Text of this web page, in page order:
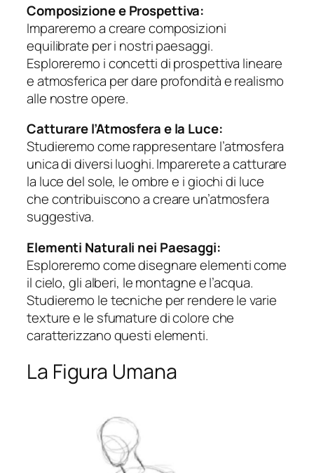
Composizione e Prospettiva:
Impareremo a creare composizioni
equilibrate per i nostri paesaggi.
Esploreremo i concetti di prospettiva lineare
e atmosferica per dare profondità e realismo
alle nostre opere.
Catturare l’Atmosfera e la Luce:
Studieremo come rappresentare l’atmosfera
unica di diversi luoghi. Imparerete a catturare
la luce del sole, le ombre e i giochi di luce
che contribuiscono a creare un’atmosfera
suggestiva.
Elementi Naturali nei Paesaggi:
Esploreremo come disegnare elementi come
il cielo, gli alberi, le montagne e l’acqua.
Studieremo le tecniche per rendere le varie
texture e le sfumature di colore che
caratterizzano questi elementi.
La Figura Umana